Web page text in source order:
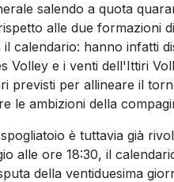
salendo a quota
alle due formazioni
calendario: hanno infatti
Volley e i venti dell'Ittiri
previsti per allineare il
le ambizioni della
è tuttavia già
alle ore 18:30, il
della ventiduesima